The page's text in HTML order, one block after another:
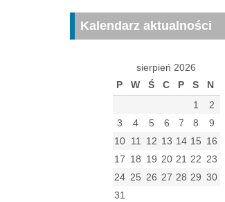
Kalendarz aktualności
sierpień 2026
P
W Ś C P S
N
1
2
3
4 5 6 7 8
9
10 11 12 13 14 15 16
17 18 19 20 21 22 23
24 25 26 27 28 29 30
31